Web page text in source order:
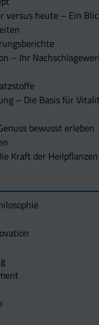
versus heute – Ein
– Ihr
– Die Basis für
bewusst erleben
Kraft der